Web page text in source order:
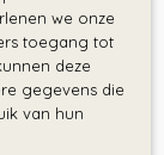
we onze
toegang tot
deze
gegevens die
van hun